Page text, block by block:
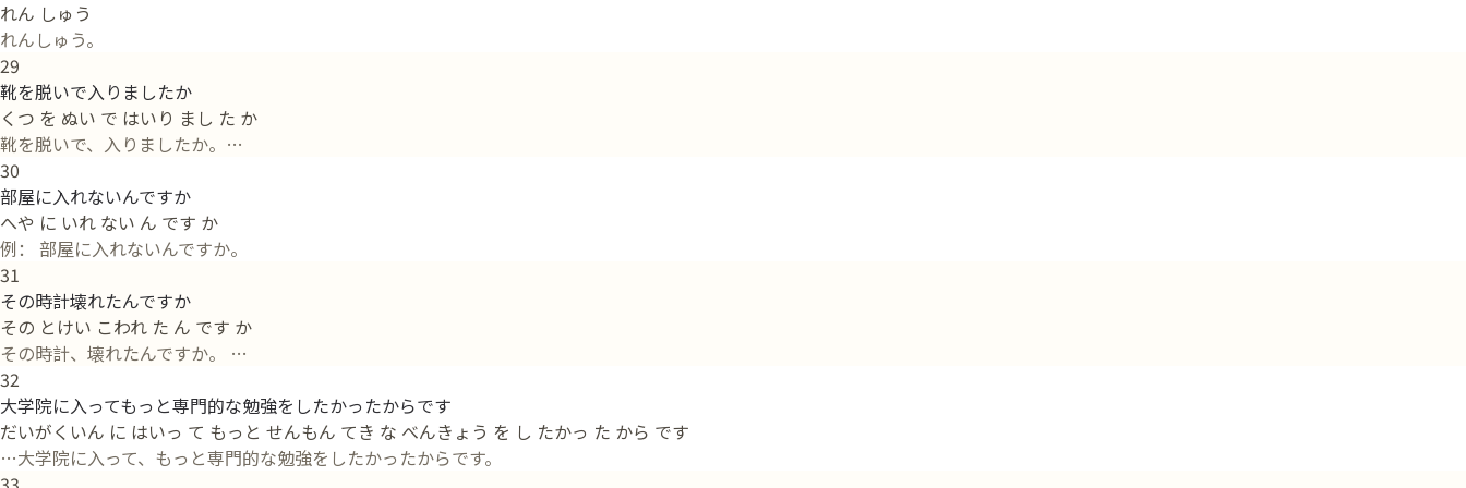
れん しゅう
れんしゅう。
29
靴を脱いで入りましたか
くつ を ぬい で はいり まし た か
靴を脱いで、入りましたか。…
30
部屋に入れないんですか
へや に いれ ない ん です か
例： 部屋に入れないんですか。
31
その時計壊れたんですか
その とけい こわれ た ん です か
その時計、壊れたんですか。 …
32
大学院に入ってもっと専門的な勉強をしたかったからです
だいがくいん に はいっ て もっと せんもん てき な べんきょう を し たかっ た から です
…大学院に入って、もっと専門的な勉強をしたかったからです。